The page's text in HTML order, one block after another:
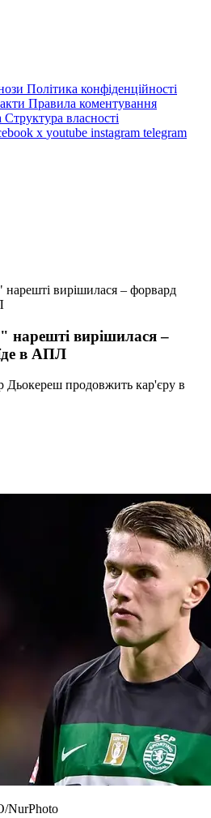
Політика конфіденційності
Правила коментування
Структура власності
x youtube instagram telegram
вирішилася – форвард
вирішилася –
в АПЛ
Дьокереш продовжить кар'єру в
NurPhoto